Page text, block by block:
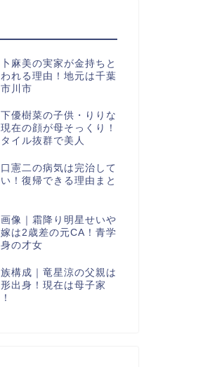
麻美の実家が金持ちと
れる理由！地元は千葉
川市
優樹菜の子供・りりな
在の顔が母そっくり！
イル抜群で美人
憲二の病気は完治して
！復帰できる理由まと
像｜霜降り明星せいや
は2歳差の元CA！青学
の才女
構成｜竜星涼の父親は
出身！現在は母子家